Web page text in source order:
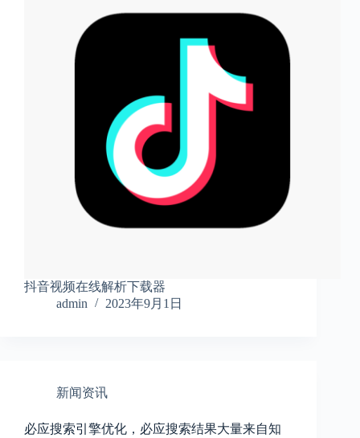
抖音视频在线解析下载器
admin
2023年9月1日
新闻资讯
必应搜索引擎优化，必应搜索结果大量来自知